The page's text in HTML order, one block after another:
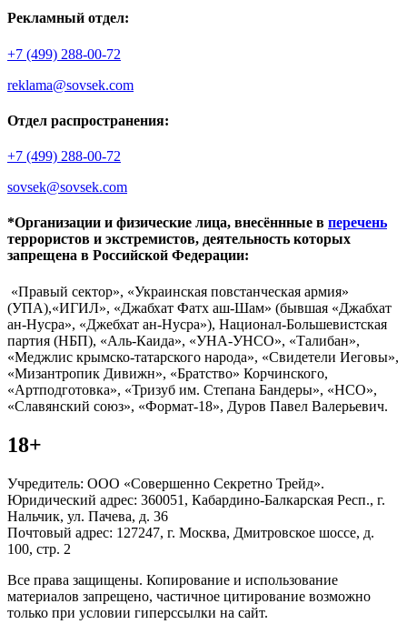
Рекламный отдел:
+7 (499) 288-00-72
reklama@sovsek.com
Отдел распространения:
+7 (499) 288-00-72
sovsek@sovsek.com
*Организации и физические лица, внесённные в перечень
террористов и экстремистов, деятельность которых
запрещена в Российской Федерации:
«Правый сектор», «Украинская повстанческая армия»
(УПА),«ИГИЛ», «Джабхат Фатх аш-Шам» (бывшая «Джабхат
ан-Нусра», «Джебхат ан-Нусра»), Национал-Большевистская
партия (НБП), «Аль-Каида», «УНА-УНСО», «Талибан»,
«Меджлис крымско-татарского народа», «Свидетели Иеговы»,
«Мизантропик Дивижн», «Братство» Корчинского,
«Артподготовка», «Тризуб им. Степана Бандеры», «НСО»,
«Славянский союз», «Формат-18», Дуров Павел Валерьевич.
18+
Учредитель: ООО «Совершенно Секретно Трейд».
Юридический адрес: 360051, Кабардино-Балкарская Респ., г.
Нальчик, ул. Пачева, д. 36
Почтовый адрес: 127247, г. Москва, Дмитровское шоссе, д.
100, стр. 2
Все права защищены. Копирование и использование
материалов запрещено, частичное цитирование возможно
только при условии гиперссылки на сайт.